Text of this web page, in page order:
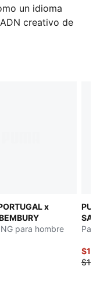
un idioma
creativo de
x
para hombre